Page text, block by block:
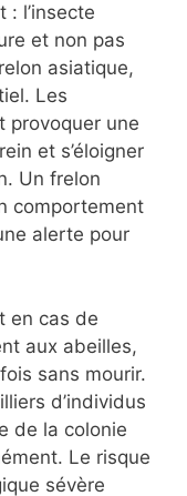
l’insecte
et non pas
asiatique,
Les
provoquer une
et s’éloigner
Un frelon
comportement
alerte pour
en cas de
aux abeilles,
sans mourir.
d’individus
de la colonie
Le risque
sévère